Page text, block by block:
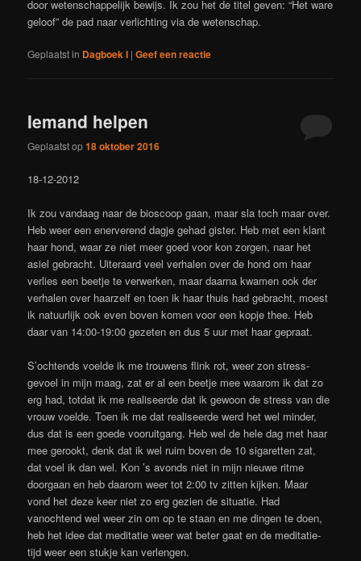
door wetenschappelijk bewijs. Ik zou het de titel geven: “Het ware
geloof” de pad naar verlichting via de wetenschap.
Geplaatst in Dagboek I |Geef een reactie
Iemand helpen
Geplaatst op18 oktober 2016
18-12-2012
Ik zou vandaag naar de bioscoop gaan, maar sla toch maar over.
Heb weer een enerverend dagje gehad gister. Heb met een klant
haar hond, waar ze niet meer goed voor kon zorgen, naar het
asiel gebracht. Uiteraard veel verhalen over de hond om haar
verlies een beetje te verwerken, maar daarna kwamen ook der
verhalen over haarzelf en toen ik haar thuis had gebracht, moest
ik natuurlijk ook even boven komen voor een kopje thee. Heb
daar van 14:00-19:00 gezeten en dus 5 uur met haar gepraat.
S’ochtends voelde ik me trouwens flink rot, weer zon stress-
gevoel in mijn maag, zat er al een beetje mee waarom ik dat zo
erg had, totdat ik me realiseerde dat ik gewoon de stress van die
vrouw voelde. Toen ik me dat realiseerde werd het wel minder,
dus dat is een goede vooruitgang. Heb wel de hele dag met haar
mee gerookt, denk dat ik wel ruim boven de 10 sigaretten zat,
dat voel ik dan wel. Kon ’s avonds niet in mijn nieuwe ritme
doorgaan en heb daarom weer tot 2:00 tv zitten kijken. Maar
vond het deze keer niet zo erg gezien de situatie. Had
vanochtend wel weer zin om op te staan en me dingen te doen,
heb het idee dat meditatie weer wat beter gaat en de meditatie-
tijd weer een stukje kan verlengen.